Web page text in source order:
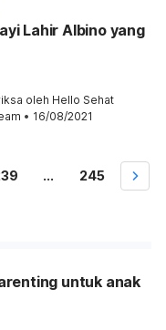
Lahir Albino yang
oleh Hello Sehat
• 16/08/2021
... 245
untuk anak